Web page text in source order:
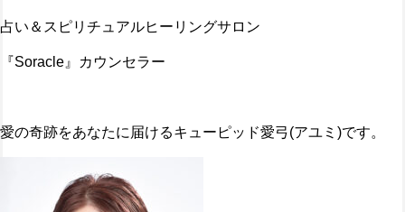
占い＆スピリチュアルヒーリングサロン
『Soracle』カウンセラー
愛の奇跡をあなたに届けるキューピッド愛弓(アユミ)です。